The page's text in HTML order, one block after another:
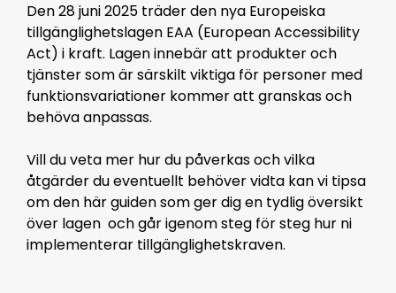
Den 28 juni 2025 träder den nya Europeiska
tillgänglighetslagen EAA (European Accessibility
Act) i kraft. Lagen innebär att produkter och
tjänster som är särskilt viktiga för personer med
funktionsvariationer kommer att granskas och
behöva anpassas.
Vill du veta mer hur du påverkas och vilka
åtgärder du eventuellt behöver vidta kan vi tipsa
om den här guiden som ger dig en tydlig översikt
över lagen och går igenom steg för steg hur ni
implementerar tillgänglighetskraven.